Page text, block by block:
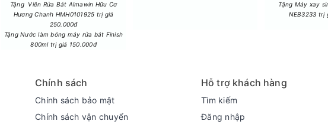
năng tiêu thụ vừa phải, đảm bảo hoạt động bền bỉ lâu dài nhờ có công nghệ
bảo quản thực phẩm
Air Flow được phân bổ đồng đều cho các ngăn trong tủ lạnh, thực phẩm và đồ
Tặng Viên Rửa Bát Almawin Hữu Cơ
Hương Chanh HMH0101925 trị giá
250.000đ
Tặng Nước làm bóng máy rửa bát Finish
800ml trị giá 150.000đ
Tặng Máy xay
NEB3233 trị
Chính sách
Chính sách bảo mật
Chính sách vận chuyển
Hỗ trợ khách hàng
Tìm kiếm
Đăng nhập